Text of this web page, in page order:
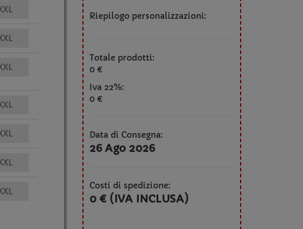
Riepilogo personalizzazioni:
Totale prodotti:
0 €
Iva 22%:
0 €
Data di Consegna:
26 Ago 2026
Costi di spedizione:
0 € (IVA INCLUSA)